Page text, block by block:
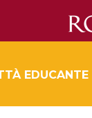
EDUCANTE